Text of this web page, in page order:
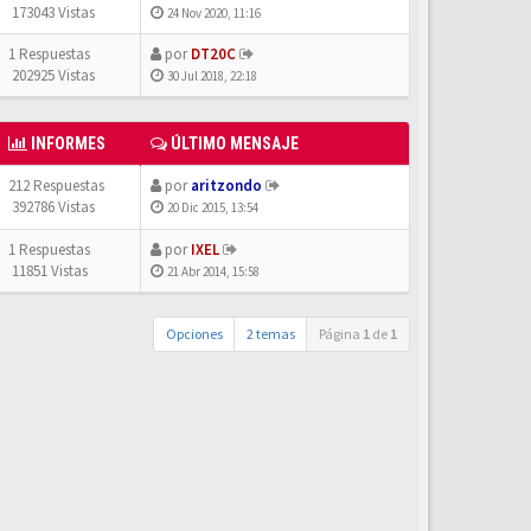
173043 Vistas
24 Nov 2020, 11:16
1 Respuestas
202925 Vistas
porDT20C
30 Jul 2018, 22:18
INFORMES ÚLTIMO MENSAJE
212 Respuestas
392786 Vistas
poraritzondo
20 Dic 2015, 13:54
1 Respuestas
11851 Vistas
porIXEL
21 Abr 2014, 15:58
Opciones 2 temas Página 1 de 1